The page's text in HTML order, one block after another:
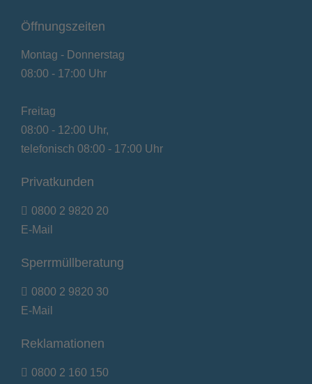
Öffnungszeiten
Montag - Donnerstag
08:00 - 17:00 Uhr
Freitag
08:00 - 12:00 Uhr,
telefonisch 08:00 - 17:00 Uhr
Privatkunden
0800 2 9820 20
E-Mail
Sperrmüllberatung
0800 2 9820 30
E-Mail
Reklamationen
0800 2 160 150